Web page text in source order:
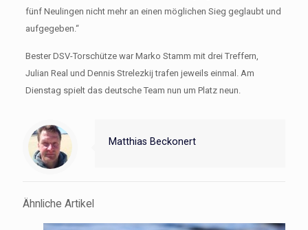
fünf Neulingen nicht mehr an einen möglichen Sieg geglaubt und
aufgegeben.“
Bester DSV-Torschütze war Marko Stamm mit drei Treffern,
Julian Real und Dennis Strelezkij trafen jeweils einmal. Am
Dienstag spielt das deutsche Team nun um Platz neun.
Matthias Beckonert
Ähnliche Artikel